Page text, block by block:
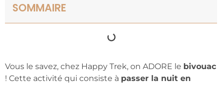
SOMMAIRE
Vous le savez, chez Happy Trek, on ADORE le bivouac
! Cette activité qui consiste à passer la nuit en